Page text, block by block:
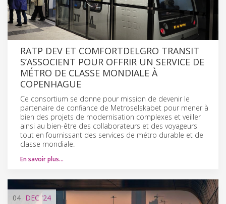
RATP DEV ET COMFORTDELGRO TRANSIT
S’ASSOCIENT POUR OFFRIR UN SERVICE DE
MÉTRO DE CLASSE MONDIALE À
COPENHAGUE
Ce consortium se donne pour mission de devenir le
partenaire de confiance de Metroselskabet pour mener à
bien des projets de modernisation complexes et veiller
ainsi au bien-être des collaborateurs et des voyageurs
tout en fournissant des services de métro durable et de
classe mondiale.
En savoir plus…
04 DEC'24